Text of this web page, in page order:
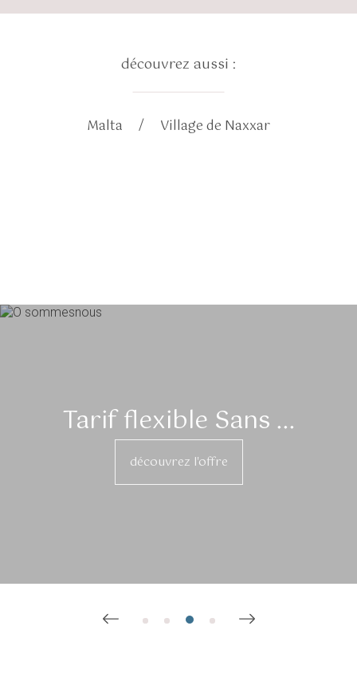
découvrez aussi :
Malta Village de Naxxar
Tarif flexible Sans ...
découvrez l'offre